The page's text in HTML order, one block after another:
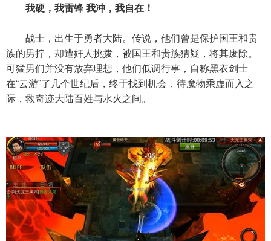
我硬，我雷锋 我冲，我自在！
战士，出生于勇者大陆。传说，他们曾是保护国王和贵
族的男拧，却遭奸人挑拨，被国王和贵族猜疑，将其废除。
可猛男们并没有放弃理想，他们低调行事，自称黑衣剑士
在“云游”了几个世纪后，终于找到机会，待魔物乘虚而入之
际，救奇迹大陆百姓与水火之间。